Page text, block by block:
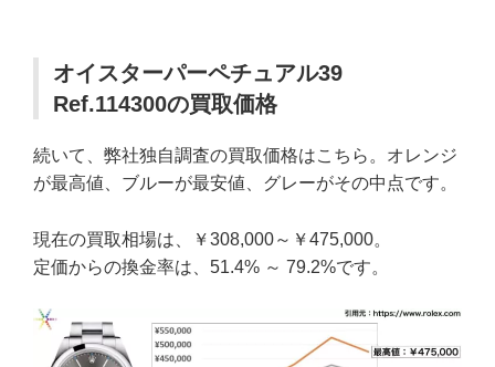
オイスターパーペチュアル39
Ref.114300の買取価格
続いて、弊社独自調査の買取価格はこちら。オレンジ
が最高値、ブルーが最安値、グレーがその中点です。
現在の買取相場は、￥308,000～￥475,000。
定価からの換金率は、51.4% ～ 79.2%です。